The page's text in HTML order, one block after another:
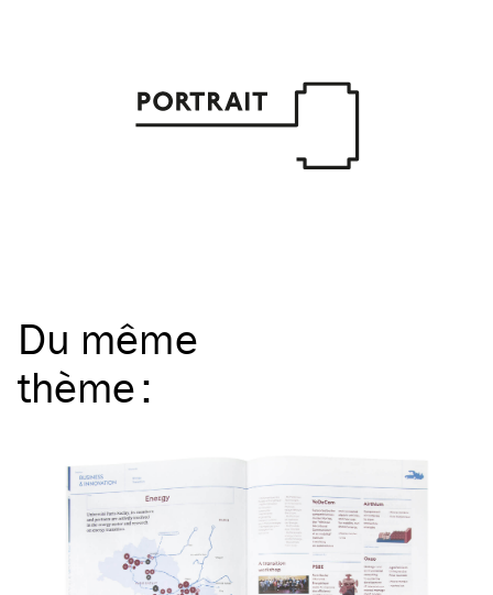
Du même
thème: